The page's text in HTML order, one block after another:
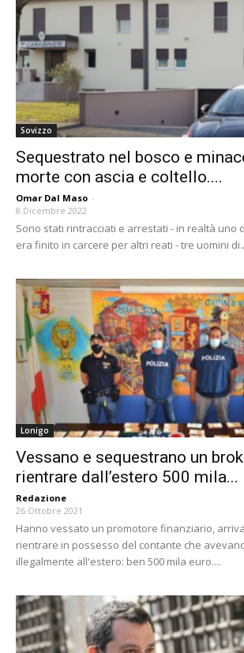
Sovizzo
Sequestrato nel bosco e
morte con ascia e coltello....
Omar Dal Maso -
8 Dicembre 2022
Sono stati rintracciati e arrestati - in realtà uno
era finito in carcere per altri reati - tre uomini
Lonigo
Vessano e sequestrano un
rientrare dall’estero 500 mila...
Redazione -
26 Ottobre 2021
Hanno vessato un promotore finanziario,
rientrare in possesso del contante che
illegalmente all'estero: ben 500 mila euro....